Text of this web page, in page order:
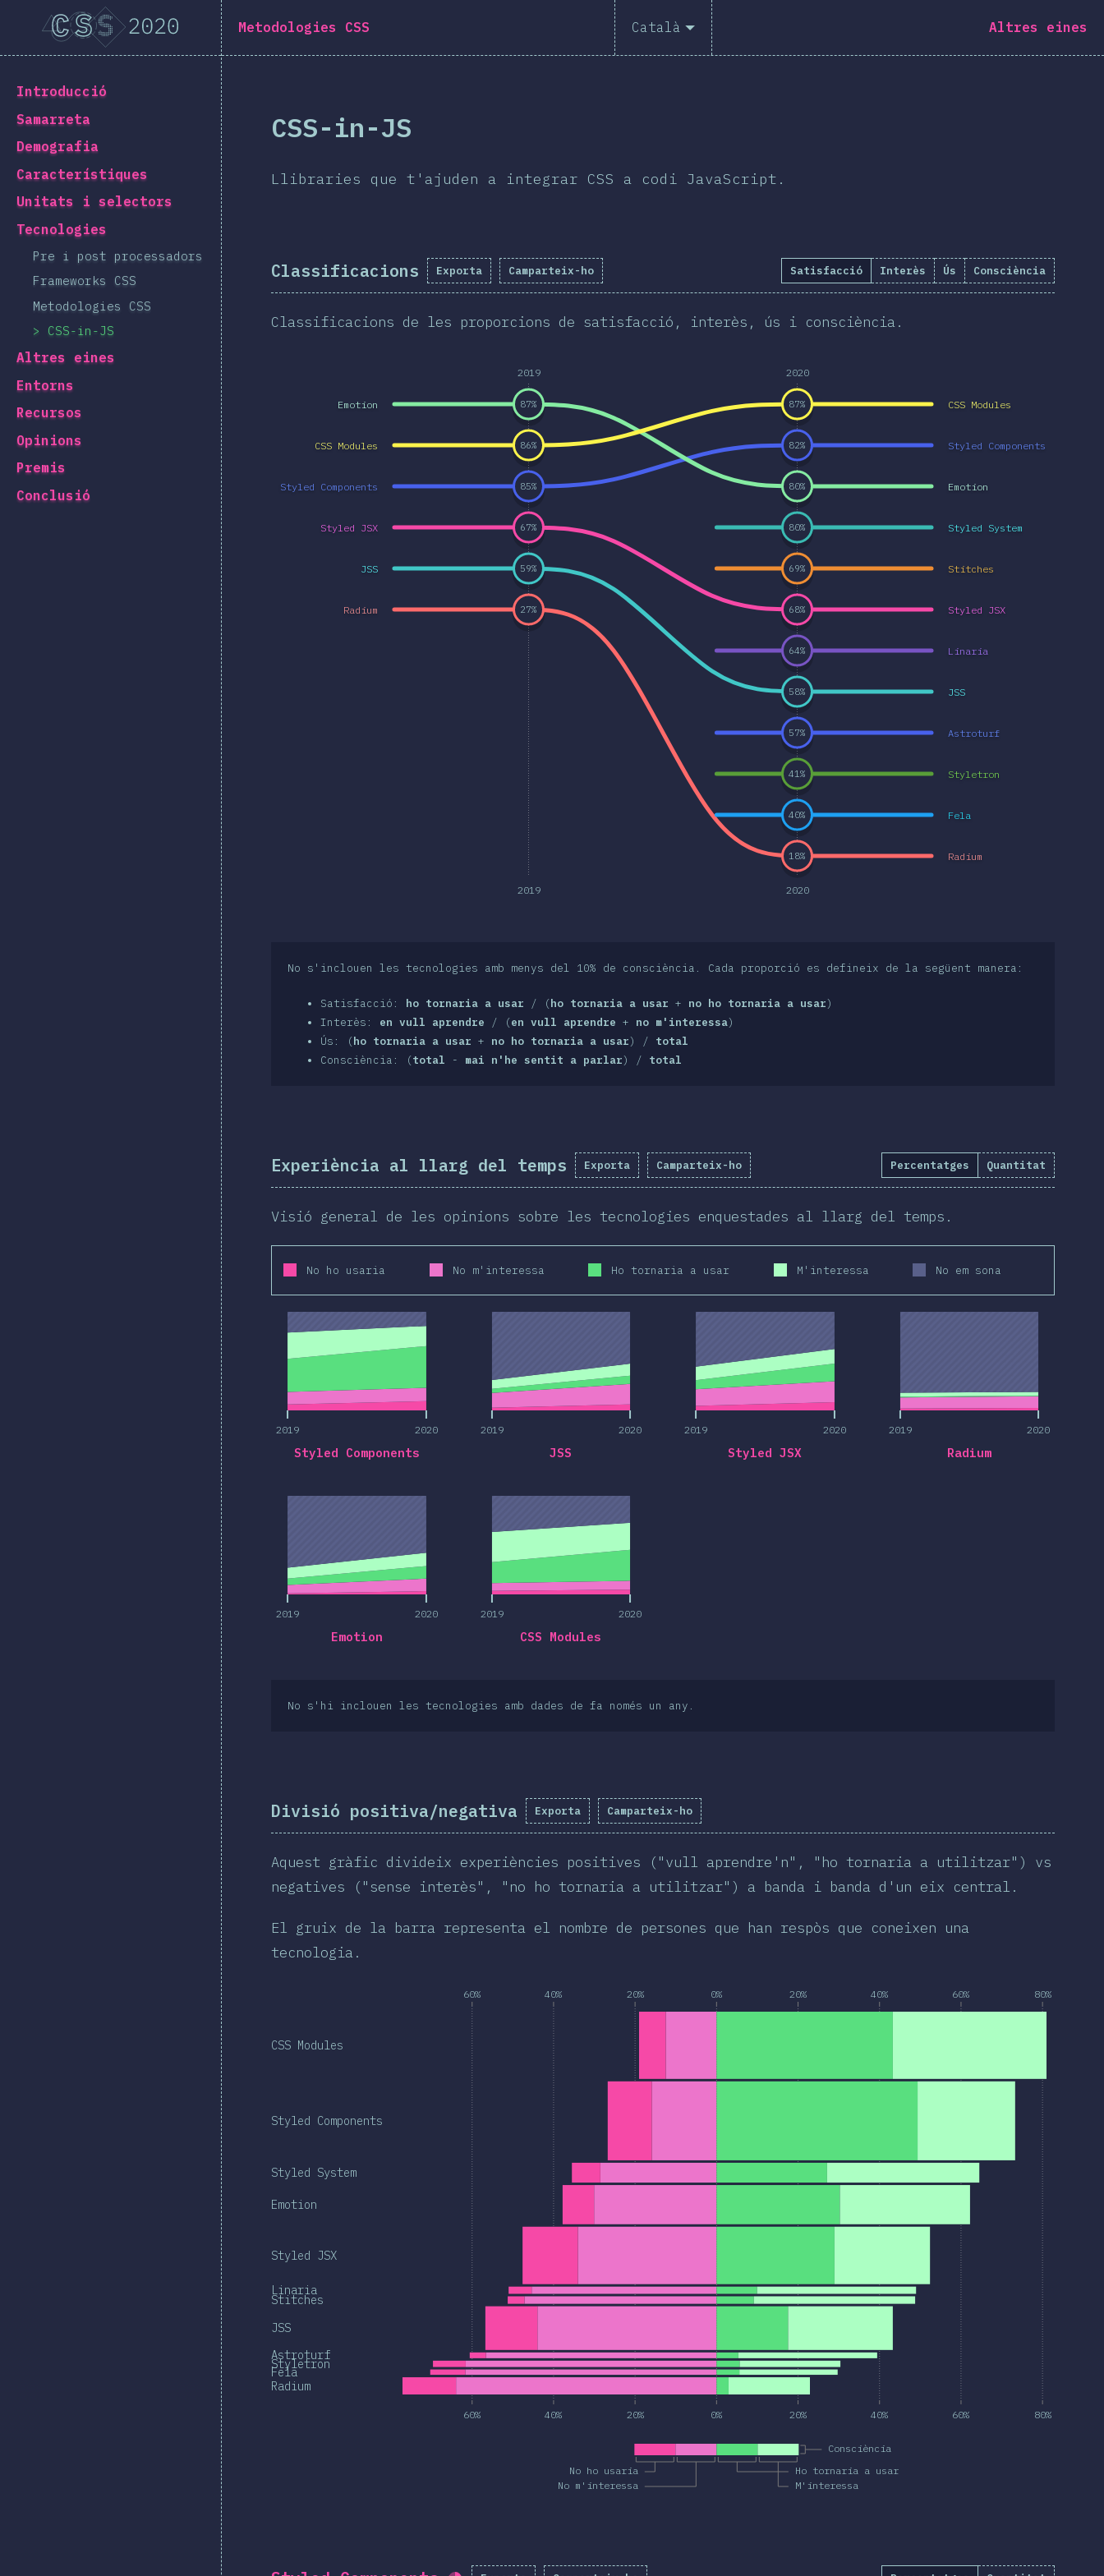
[ca-ES] general.title
[ca-ES] general.back_to_intro
Introducció
Samarreta
Demografia
Característiques
Unitats i selectors
Tecnologies
Pre i post processadors
Frameworks CSS
Metodologies CSS
CSS-in-JS
Altres eines
Entorns
Recursos
Opinions
Premis
Conclusió
Metodologies CSS Català Altres eines
CSS-in-JS
Llibraries que t'ajuden a integrar CSS a codi JavaScript.
Classificacions Exporta Camparteix-ho Satisfacció Interès Ús Consciència
Classificacions de les proporcions de satisfacció, interès, ús i consciència.
2019 2020
2019 2020
Styled Components
JSS
Styled JSX
Radium
Emotion
CSS Modules Styled Components
JSS
Styled JSX
Radium
Emotion
CSS Modules
Styled System
Stitches
Styletron
Fela
Linaria
Astroturf
85%
82%
59%
58%
67%
68%
27%
18%
87%
80%
86%
87%
80%
69%
41%
40%
64%
57%
No s'inclouen les tecnologies amb menys del 10% de consciència. Cada proporció es defineix de la següent manera:
Satisfacció: ho tornaria a usar / (ho tornaria a usar + no ho tornaria a usar)
Interès: en vull aprendre / (en vull aprendre + no m'interessa)
Ús: (ho tornaria a usar + no ho tornaria a usar) / total
Consciència: (total - mai n'he sentit a parlar) / total
Experiència al llarg del temps Exporta Camparteix-ho Percentatges Quantitat
Visió general de les opinions sobre les tecnologies enquestades al llarg del temps.
No ho usaria No m'interessa Ho tornaria a usar M'interessa No em sona
2019 2020
2019 2020
Styled Components
2019 2020
2019 2020
JSS
2019 2020
2019 2020
Styled JSX
2019 2020
2019 2020
Radium
2019 2020
Emotion
2019 2020
CSS Modules
No s'hi inclouen les tecnologies amb dades de fa només un any.
Divisió positiva/negativa Exporta Camparteix-ho
Aquest gràfic divideix experiències positives ("vull aprendre'n", "ho tornaria a utilitzar") vs
negatives ("sense interès", "no ho tornaria a utilitzar") a banda i banda d'un eix central.
El gruix de la barra representa el nombre de persones que han respòs que coneixen una
tecnologia.
No ho usaria
No m'interessa
Ho tornaria a usar
M'interessa
Consciència
60% 40% 20% 0% 20% 40% 60% 80%
60% 40% 20% 0% 20% 40% 60% 80%
CSS Modules
Styled Components
Styled System
Emotion
Styled JSX
Linaria
Stitches
JSS
Astroturf
Styletron
Fela
Radium
Navigated to [ca-ES] general.title